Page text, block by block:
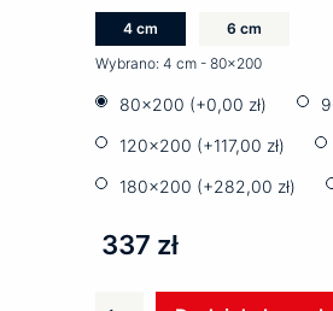
4 cm
6 cm
Wybrano: 4 cm - 80x200
80x200 (+0,00 zł)
120x200 (+117,00 zł)
180x200 (+282,00 zł)
337 zł